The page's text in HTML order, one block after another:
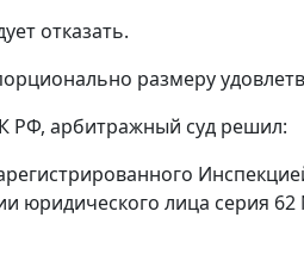
отказать.
размеру
РФ, арбитражный суд решил:
юридического лица серия